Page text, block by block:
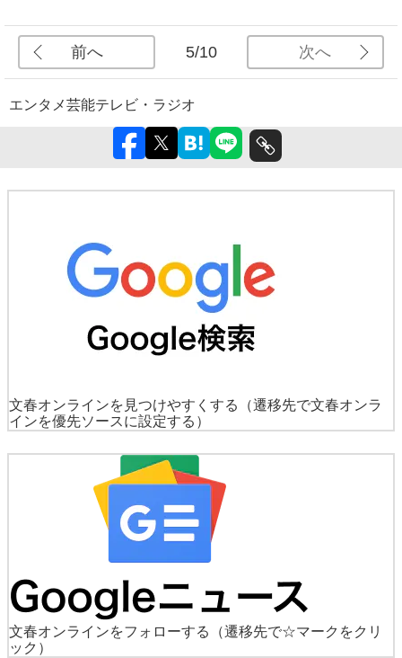
前へ 5/10 次へ
エンタメ芸能テレビ・ラジオ
文春オンラインを見つけやすくする
（遷移先で文春オンラ
インを優先ソースに設定する）
文春オンラインをフォローする
（遷移先で☆マークをクリ
ック）